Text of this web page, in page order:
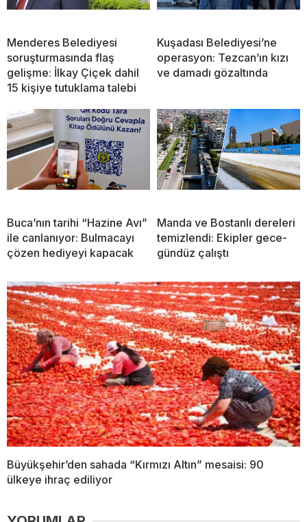
Menderes Belediyesi
soruşturmasında flaş
gelişme: İlkay Çiçek dahil
15 kişiye tutuklama talebi
Kuşadası Belediyesi’ne
operasyon: Tezcan’ın kızı
ve damadı gözaltında
Buca’nın tarihi “Hazine Avı”
ile canlanıyor: Bulmacayı
çözen hediyeyi kapacak
Manda ve Bostanlı dereleri
temizlendi: Ekipler gece-
gündüz çalıştı
Büyükşehir’den sahada “Kırmızı Altın” mesaisi: 90
ülkeye ihraç ediliyor